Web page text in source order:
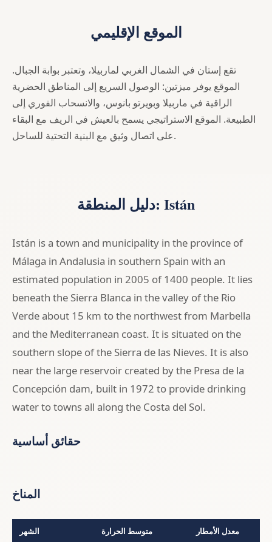
الموقع الإقليمي
تقع إستان في الشمال الغربي لماربيلا، وتعتبر بوابة الجبال.
الموقع يوفر ميزتين: الوصول السريع إلى المناطق الحضرية
الراقية في ماربيلا وبويرتو بانوس، والانسحاب الفوري إلى
الطبيعة. الموقع الاستراتيجي يسمح بالعيش في الريف مع البقاء
على اتصال وثيق مع البنية التحتية للساحل.
دليل المنطقة: Istán
Istán is a town and municipality in the province of
Málaga in Andalusia in southern Spain with an
estimated population in 2005 of 1400 people. It lies
beneath the Sierra Blanca in the valley of the Rio
Verde about 15 km to the northwest from Marbella
and the Mediterranean coast. It is situated on the
southern slope of the Sierra de las Nieves. It is also
near the large reservoir created by the Presa de la
Concepción dam, built in 1972 to provide drinking
water to towns all along the Costa del Sol.
حقائق أساسية
المناخ
الشهر متوسط الحرارة معدل الأمطار